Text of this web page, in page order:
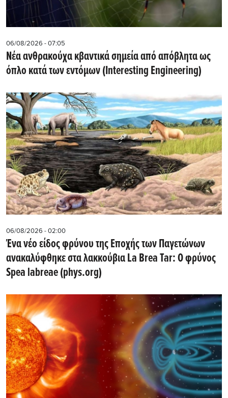
06/08/2026 - 07:05
Νέα ανθρακούχα κβαντικά σημεία από απόβλητα ως
όπλο κατά των εντόμων (Interesting Engineering)
06/08/2026 - 02:00
Ένα νέο είδος φρύνου της Εποχής των Παγετώνων
ανακαλύφθηκε στα λακκούβια La Brea Tar: Ο φρύνος
Spea labreae (phys.org)